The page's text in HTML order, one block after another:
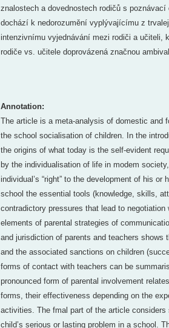
znalostech a dovednostech rodičů s
dochází k nedorozumění vyplývajícímu z
intenzivnímu vyjednávání mezi rodiči a učiteli,
rodiče vs. učitele doprovázená značnou
Annotation:
The article is a meta-analysis of domestic and
the school socialisation of children. In the
the origins of what today is the self-evident
by the individualisation of life in modem
individual’s “right” to the development of his
school the essential tools (knowledge, skills,
contradictory pressures that lead to
elements of parental strategies of
and jurisdiction of parents and teachers
and the associated sanctions on children
forms of contact with teachers can be
pronounced form of parental involvement
forms, their effectiveness depending on the
activities. The fmal part of the article
child’s serious or lasting problem in a school.